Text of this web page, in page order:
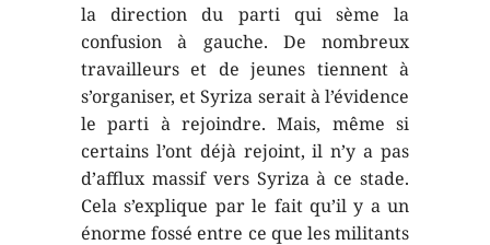
la direction du parti qui sème la
confusion à gauche. De nombreux
travailleurs et de jeunes tiennent à
s’organiser, et Syriza serait à l’évidence
le parti à rejoindre. Mais, même si
certains l’ont déjà rejoint, il n’y a pas
d’afflux massif vers Syriza à ce stade.
Cela s’explique par le fait qu’il y a un
énorme fossé entre ce que les militants